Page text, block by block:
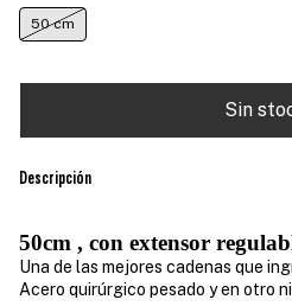
50 cm
Descripción
50cm , con extensor
Una de las mejores cadenas que
Acero quirúrgico pesado y en otro